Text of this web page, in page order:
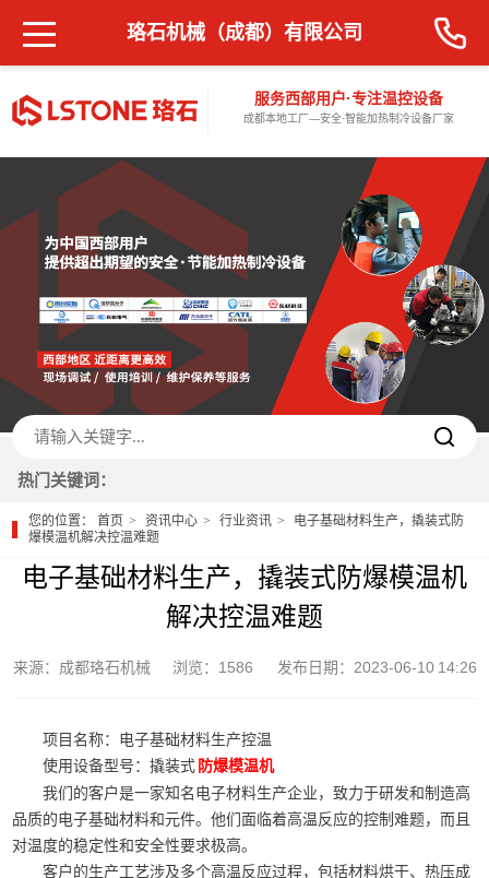
服务西部用户·专注温控设备
成都本地工厂—安全·智能加热制冷设备厂家
珞石机械（成都）有限公司
热门关键词：
您的位置：首页 资讯中心 行业资讯
电子基础材料生产，撬装式防
爆模温机解决控温难题
电子基础材料生产，撬装式防爆模温机
解决控温难题
来源：成都珞石机械 浏览：1586 发布日期：2023-06-10 14:26
项目名称：电子基础材料生产控温
使用设备型号：撬装式 防爆模温机
我们的客户是一家知名电子材料生产企业，致力于研发和制造高
品质的电子基础材料和元件。他们面临着高温反应的控制难题，而且
对温度的稳定性和安全性要求极高。
客户的生产工艺涉及多个高温反应过程，包括材料烘干、热压成